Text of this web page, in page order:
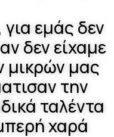
εμάς δεν
δεν είχαμε
μικρών μας
την
ταλέντα
χαρά